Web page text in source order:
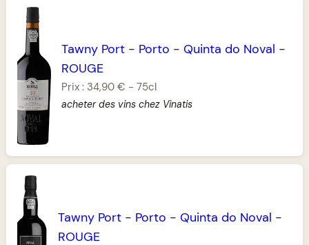
Tawny Port- Porto - Quinta do Noval -
ROUGE
Prix : 34,90 € - 75cl
acheter des vins chez Vinatis
Tawny Port- Porto - Quinta do Noval -
ROUGE